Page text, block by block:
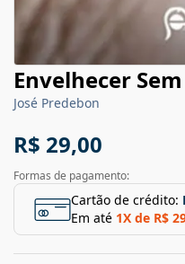
Envelhecer
José Predebon
R$ 29,00
Formas de pagamento:
Cartão de crédito:
Em até 1X de R$